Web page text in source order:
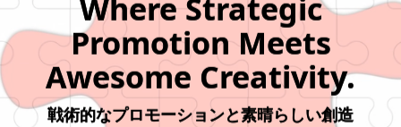
Where Strategic
Promotion Meets
Awesome Creativity.
戦術的なプロモーションと素晴らしい創造